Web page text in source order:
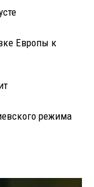
Европы к
режима